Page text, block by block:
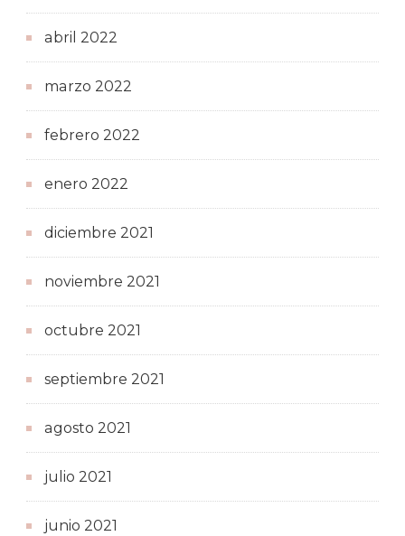
abril 2022
marzo 2022
febrero 2022
enero 2022
diciembre 2021
noviembre 2021
octubre 2021
septiembre 2021
agosto 2021
julio 2021
junio 2021